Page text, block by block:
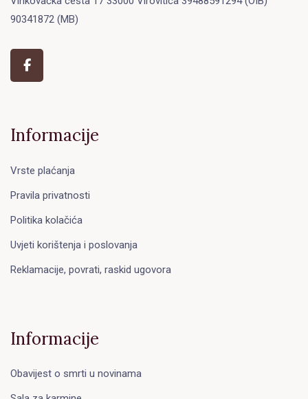
90341872 (MB)
Informacije
Vrste plaćanja
Pravila privatnosti
Politika kolačića
Uvjeti korištenja i poslovanja
Reklamacije, povrati, raskid ugovora
Informacije
Obavijest o smrti u novinama